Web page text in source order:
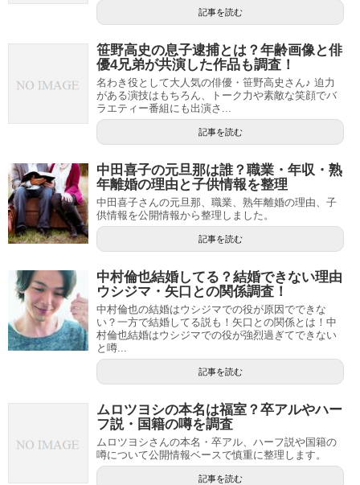
記事を読む
笹野高史の息子逮捕とは？年齢画像と俳
優4兄弟が共演した作品も調査！
名わき役として大人気の俳優・笹野高史さん♪ 迫力
がある演技はもちろん、トーク力や素敵な笑顔でバ
ラエティー番組にも出演さ...
記事を読む
中田喜子の元旦那は誰？職業・年収・熟
年離婚の理由と子供情報を整理
中田喜子さんの元旦那、職業、熟年離婚の理由、子
供情報を公開情報から整理しました。
記事を読む
中村倫也結婚してる？結婚できない理由
ウシジマ・矢口との関係調査！
中村倫也の結婚はウシジマでの役が原因でできな
い？一方で結婚してる説も！矢口との関係とは！中
村倫也結婚はウシジマでの役が強烈過ぎてできない
と噂...
記事を読む
ムロツヨシの本名は福室？卒アルやハー
フ説・国籍の噂を調査
ムロツヨシさんの本名・卒アル、ハーフ説や国籍の
噂について公開情報ベースで慎重に整理します。
記事を読む